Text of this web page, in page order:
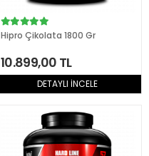
Hipro Çikolata 1800 Gr
10.899,00 TL
DETAYLI İNCELE